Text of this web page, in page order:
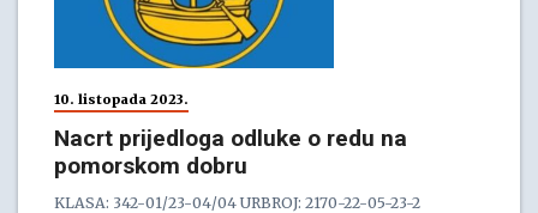
10. listopada 2023.
Nacrt prijedloga odluke o redu na
pomorskom dobru
KLASA: 342-01/23-04/04 URBROJ: 2170-22-05-23-2